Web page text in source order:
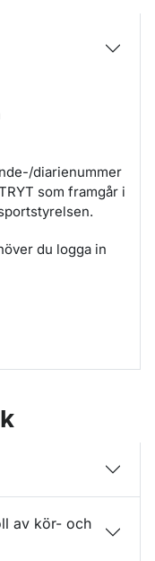
diarienummer
som framgår i
du logga in
av kör- och